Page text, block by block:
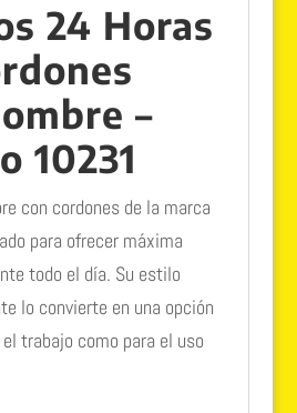
24 Horas
–
10231
con cordones de la marca
para ofrecer máxima
todo el día. Su estilo
lo convierte en una opción
trabajo como para el uso